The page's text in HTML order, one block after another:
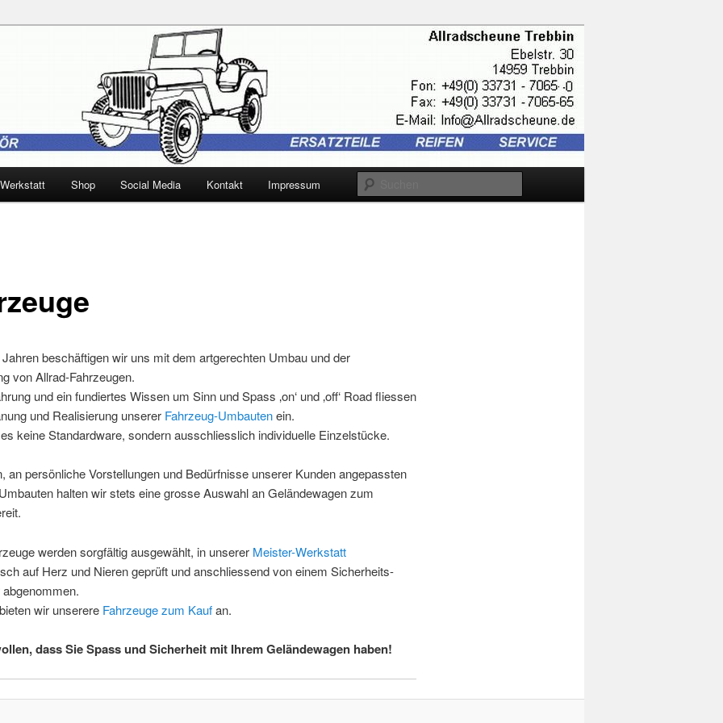
Trebbin
Werkstatt Shop Social Media Kontakt Impressum
beschäftigen wir uns mit dem artgerechten Umbau und der
von Allrad-Fahrzeugen.
und ein fundiertes Wissen um Sinn und Spass ‚on‘ und ‚off‘ Road fliessen
und Realisierung unserer Fahrzeug-Umbautenein.
keine Standardware, sondern ausschliesslich individuelle Einzelstücke.
an persönliche Vorstellungen und Bedürfnisse unserer Kunden angepassten
halten wir stets eine grosse Auswahl an Geländewagen zum
werden sorgfältig ausgewählt, in unserer Meister-Werkstatt
auf Herz und Nieren geprüft und anschliessend von einem Sicherheits-
abgenommen.
wir unserere Fahrzeuge zum Kaufan.
dass Sie Spass und Sicherheit mit Ihrem Geländewagen haben!